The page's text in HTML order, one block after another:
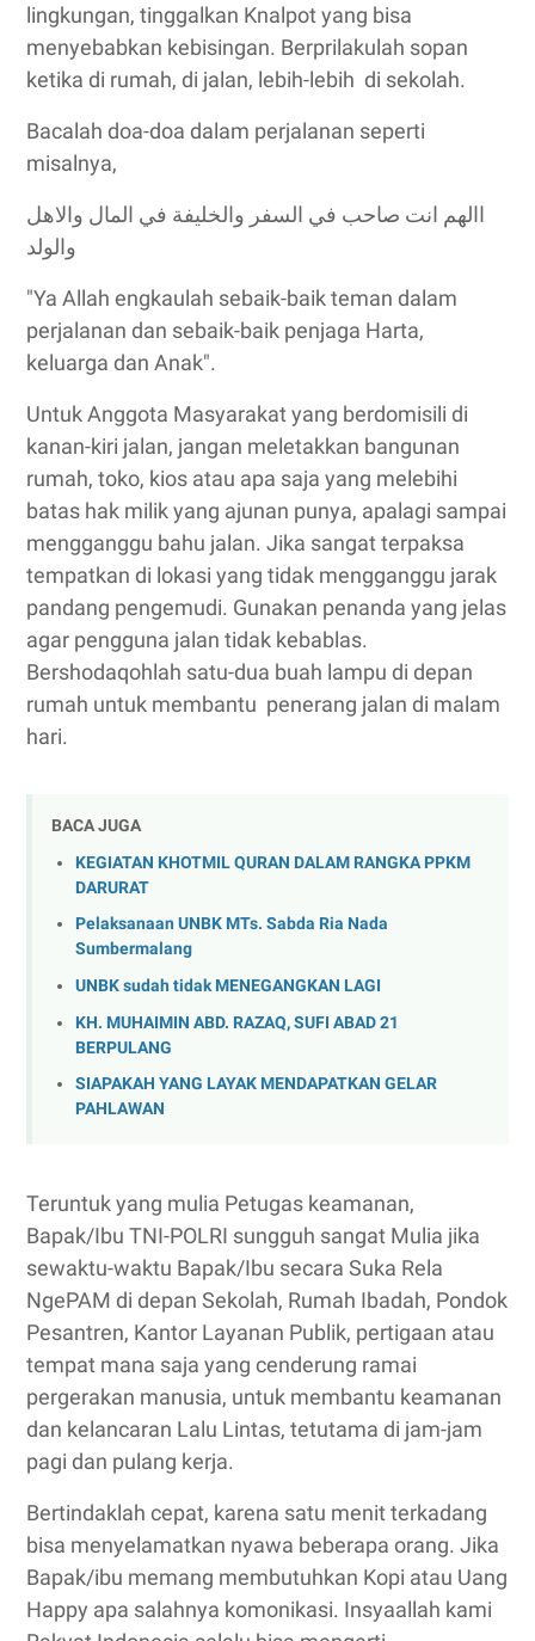
lingkungan, tinggalkan Knalpot yang bisa
menyebabkan kebisingan. Berprilakulah sopan
ketika di rumah, di jalan, lebih-lebih di sekolah.
Bacalah doa-doa dalam perjalanan seperti
misalnya,
االهم انت صاحب في السفر والخليفة في المال والاهل
والولد
"Ya Allah engkaulah sebaik-baik teman dalam
perjalanan dan sebaik-baik penjaga Harta,
keluarga dan Anak".
Untuk Anggota Masyarakat yang berdomisili di
kanan-kiri jalan, jangan meletakkan bangunan
rumah, toko, kios atau apa saja yang melebihi
batas hak milik yang ajunan punya, apalagi sampai
mengganggu bahu jalan. Jika sangat terpaksa
tempatkan di lokasi yang tidak mengganggu jarak
pandang pengemudi. Gunakan penanda yang jelas
agar pengguna jalan tidak kebablas.
Bershodaqohlah satu-dua buah lampu di depan
rumah untuk membantu penerang jalan di malam
hari.
BACA JUGA
KEGIATAN KHOTMIL QURAN DALAM RANGKA PPKM
DARURAT
Pelaksanaan UNBK MTs. Sabda Ria Nada
Sumbermalang
UNBK sudah tidak MENEGANGKAN LAGI
KH. MUHAIMIN ABD. RAZAQ, SUFI ABAD 21
BERPULANG
SIAPAKAH YANG LAYAK MENDAPATKAN GELAR
PAHLAWAN
Teruntuk yang mulia Petugas keamanan,
Bapak/Ibu TNI-POLRI sungguh sangat Mulia jika
sewaktu-waktu Bapak/Ibu secara Suka Rela
NgePAM di depan Sekolah, Rumah Ibadah, Pondok
Pesantren, Kantor Layanan Publik, pertigaan atau
tempat mana saja yang cenderung ramai
pergerakan manusia, untuk membantu keamanan
dan kelancaran Lalu Lintas, tetutama di jam-jam
pagi dan pulang kerja.
Bertindaklah cepat, karena satu menit terkadang
bisa menyelamatkan nyawa beberapa orang. Jika
Bapak/ibu memang membutuhkan Kopi atau Uang
Happy apa salahnya komonikasi. Insyaallah kami